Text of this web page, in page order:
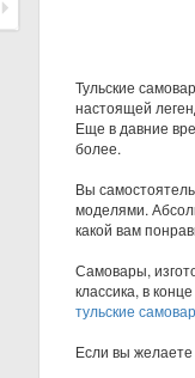
Тульские
настоящей
Еще в давние
более.
Вы
моделями.
какой вам
Самовары,
классика, в
тульские
Если вы желаете